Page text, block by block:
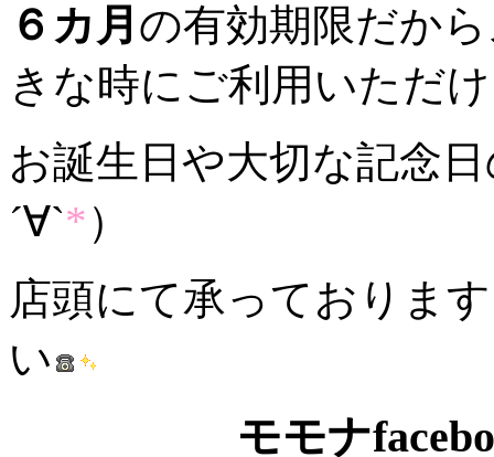
６カ月 の有効期限だか
きな時にご利用いただ
お誕生日や大切な記念
´∀`*）
店頭にて承っております
い
モモナ